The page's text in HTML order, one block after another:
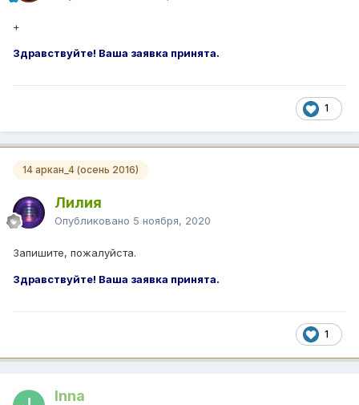
+
Здравствуйте! Ваша заявка принята.
1
14 аркан_4 (осень 2016)
Лилия
Опубликовано 5 ноября, 2020
Запишите, пожалуйста.
Здравствуйте! Ваша заявка принята.
1
Inna